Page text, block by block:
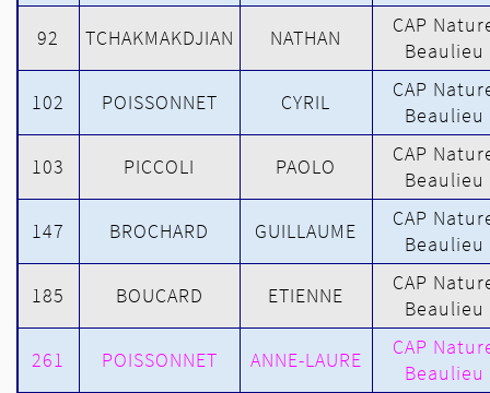
92 TCHAKMAKDJIAN NATHAN
CAP
Beaulieu
102 POISSONNET CYRIL
CAP
Beaulieu
103 PICCOLI PAOLO
CAP
Beaulieu
147 BROCHARD GUILLAUME
CAP
Beaulieu
185 BOUCARD ETIENNE
CAP
Beaulieu
261 POISSONNET ANNE-LAURE
CAP
Beaulieu